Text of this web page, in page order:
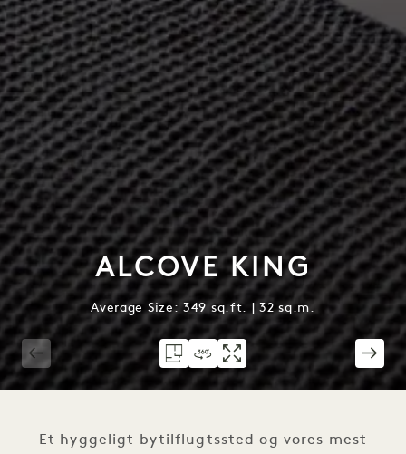
ALCOVE KING
Average Size: 349 sq.ft. | 32 sq.m.
Et hyggeligt bytilflugtssted og vores mest